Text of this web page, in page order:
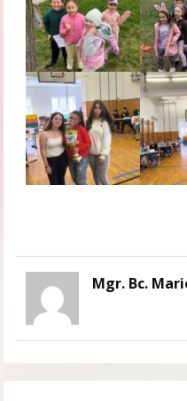
Mgr. Bc.